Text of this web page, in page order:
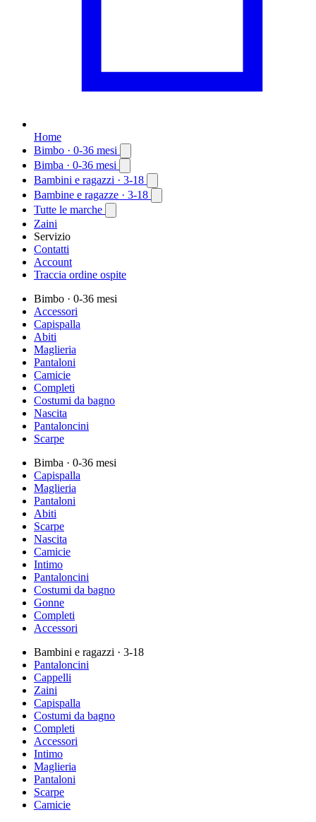
Home
Bimbo · 0-36 mesi
Bimba · 0-36 mesi
Bambini e ragazzi · 3-18
Bambine e ragazze · 3-18
Tutte le marche
Zaini
Servizio
Contatti
Account
Traccia ordine ospite
Bimbo · 0-36 mesi
Accessori
Capispalla
Abiti
Maglieria
Pantaloni
Camicie
Completi
Costumi da bagno
Nascita
Pantaloncini
Scarpe
Bimba · 0-36 mesi
Capispalla
Maglieria
Pantaloni
Abiti
Scarpe
Nascita
Camicie
Intimo
Pantaloncini
Costumi da bagno
Gonne
Completi
Accessori
Bambini e ragazzi · 3-18
Pantaloncini
Cappelli
Zaini
Capispalla
Costumi da bagno
Completi
Accessori
Intimo
Maglieria
Pantaloni
Scarpe
Camicie